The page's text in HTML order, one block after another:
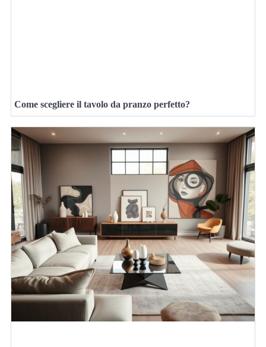
Come scegliere il tavolo da pranzo perfetto?